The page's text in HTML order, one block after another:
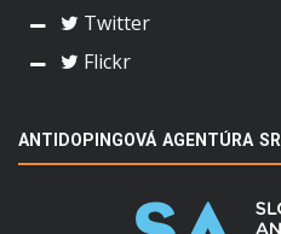
Twitter
Flickr
ANTIDOPINGOVÁ AGENTÚRA SR